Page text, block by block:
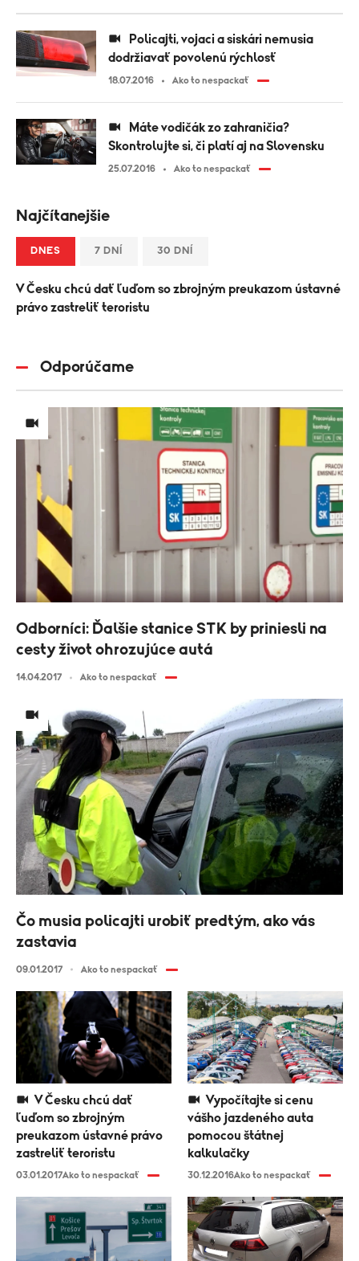
dodržiavať povolenú rýchlosť
18.07.2016 Ako to nespackať
Skontrolujte si, či platí aj na Slovensku
25.07.2016 Ako to nespackať
Najčítanejšie
DNES 7 DNÍ 30 DNÍ
V Česku chcú dať ľuďom so zbrojným preukazom ústavné
právo zastreliť teroristu
Odporúčame
Odborníci: Ďalšie stanice STK by priniesli na
cesty život ohrozujúce autá
14.04.2017 Ako to nespackať
Čo musia policajti urobiť predtým, ako vás
zastavia
09.01.2017 Ako to nespackať
ľuďom so zbrojným
preukazom ústavné právo
zastreliť teroristu
03.01.2017Ako to nespackať
vášho jazdeného auta
pomocou štátnej
kalkulačky
30.12.2016Ako to nespackať